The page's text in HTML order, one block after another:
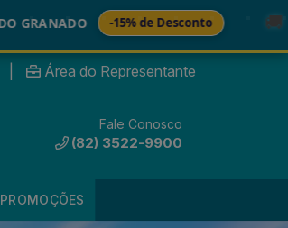
-15% de Desconto 🚚 TINTURAS
Área do Representante
Fale Conosco
(82) 3522-9900
PROMOÇÕES